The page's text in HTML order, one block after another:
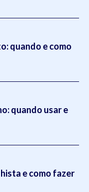
quando e como
quando usar e
e como fazer